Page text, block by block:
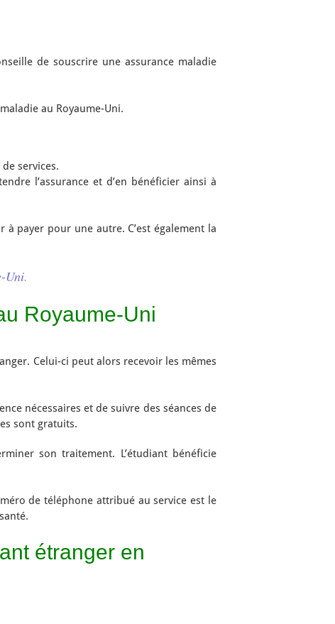
de souscrire une assurance maladie
au Royaume-Uni.
services.
l’assurance et d’en bénéficier ainsi à
payer pour une autre. C’est également la
Uni.
Royaume-Uni
Celui-ci peut alors recevoir les mêmes
nécessaires et de suivre des séances de
sont gratuits.
son traitement. L’étudiant bénéficie
de téléphone attribué au service est le
étranger en